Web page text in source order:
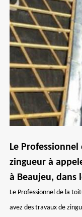
Le
zingueur à
à Beaujeu, dans
Le Professionnel de la
avez des travaux de